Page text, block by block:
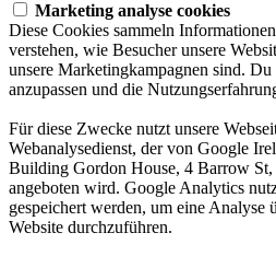
Marketing analyse cookies
Diese Cookies sammeln
verstehen, wie Besucher unsere
unsere Marketingkampagnen sind.
anzupassen und die
Für diese Zwecke nutzt unsere
Webanalysedienst, der von Google
Building Gordon House, 4 Barrow
angeboten wird. Google Analytics
gespeichert werden, um eine Analyse
Website durchzuführen.